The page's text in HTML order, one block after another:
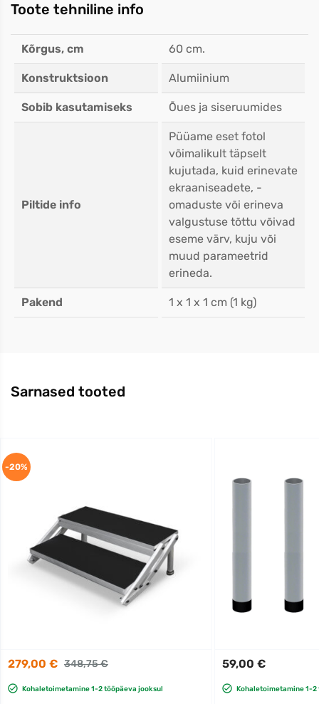
Toote tehniline info
Kõrgus, cm 60 cm.
Konstruktsioon Alumiinium
Sobib kasutamiseks Õues ja siseruumides
Piltide info
Püüame eset fotol
võimalikult täpselt
kujutada, kuid erinevate
ekraaniseadete, -
omaduste või erineva
valgustuse tõttu võivad
eseme värv, kuju või
muud parameetrid
erineda.
Pakend 1 x 1 x 1 cm (1 kg)
Sarnased tooted
279,00 € 348,75 €
Kohaletoimetamine 1-2 tööpäeva jooksul
-20%
59,00 €
Kohaletoimetamine 1-